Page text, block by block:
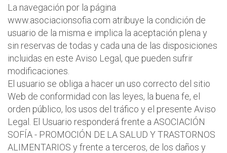
La navegación por la página
www.asociacionsofia.com atribuye la condición de
usuario de la misma e implica la aceptación plena y
sin reservas de todas y cada una de las disposiciones
incluidas en este Aviso Legal, que pueden sufrir
modificaciones.
El usuario se obliga a hacer un uso correcto del sitio
Web de conformidad con las leyes, la buena fe, el
orden público, los usos del tráfico y el presente Aviso
Legal. El Usuario responderá frente a ASOCIACIÓN
SOFÍA - PROMOCIÓN DE LA SALUD Y TRASTORNOS
ALIMENTARIOS y frente a terceros, de los daños y